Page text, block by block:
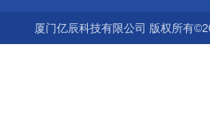
厦门亿辰科技有限公司 版权所有